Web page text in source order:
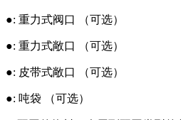
●: 重力式阀口 （可选）
●: 重力式敞口 （可选）
●: 皮带式敞口 （可选）
●: 吨袋 （可选）